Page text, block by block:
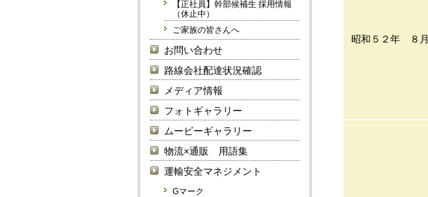
【正社員】幹部候補生 採用情報
（休止中）
ご家族の皆さんへ
お問い合わせ
路線会社配達状況確認
メディア情報
フォトギャラリー
ムービーギャラリー
物流×通販 用語集
運輸安全マネジメント
Gマーク
昭和５２年 ８月